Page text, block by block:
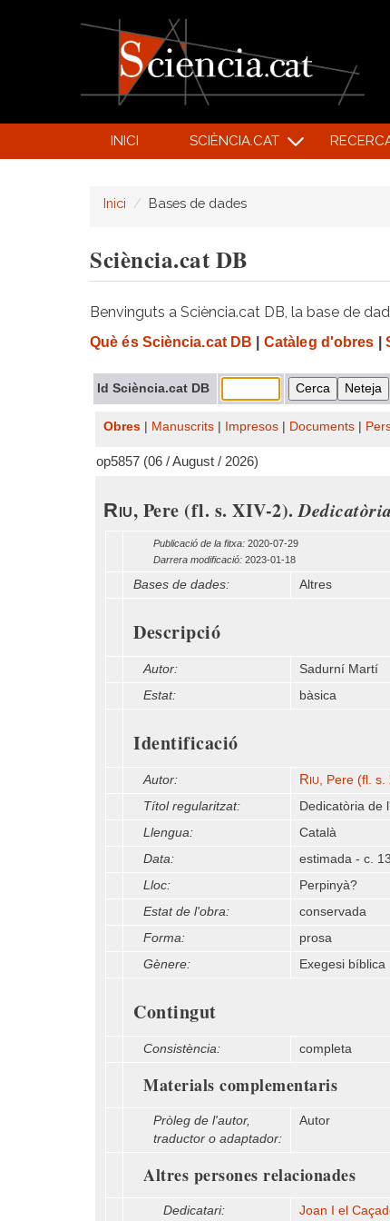
INICI SCIÈNCIA.CAT
Inici Bases de dades
Sciència.cat DB
Benvinguts a Sciència.cat DB, la base de
Què és Sciència.cat DB Catàleg d'obres
Id Sciència.cat DB
Obres Manuscrits Impresos Documents
op5857 (06 / August / 2026)
Riu, Pere (fl. s. XIV-2).
Publicació de la fitxa: 2020-07-29
Darrera modificació: 2023-01-18
Bases de dades: Altres
Descripció
Autor:
Sadurní Martí
Estat:
bàsica
Identificació
Autor: Riu, Pere (fl. s.
Títol regularitzat:
Dedicatòria de
Llengua:
Català
Data:
estimada - c.
Lloc:
Perpinyà?
Estat de l'obra:
conservada
Forma:
prosa
Gènere:
Exegesi bíblica
Contingut
Consistència: completa
Materials complementaris
Pròleg de l'autor,
traductor o adaptador:
Autor
Altres persones relacionades
Dedicatari: Joan I el